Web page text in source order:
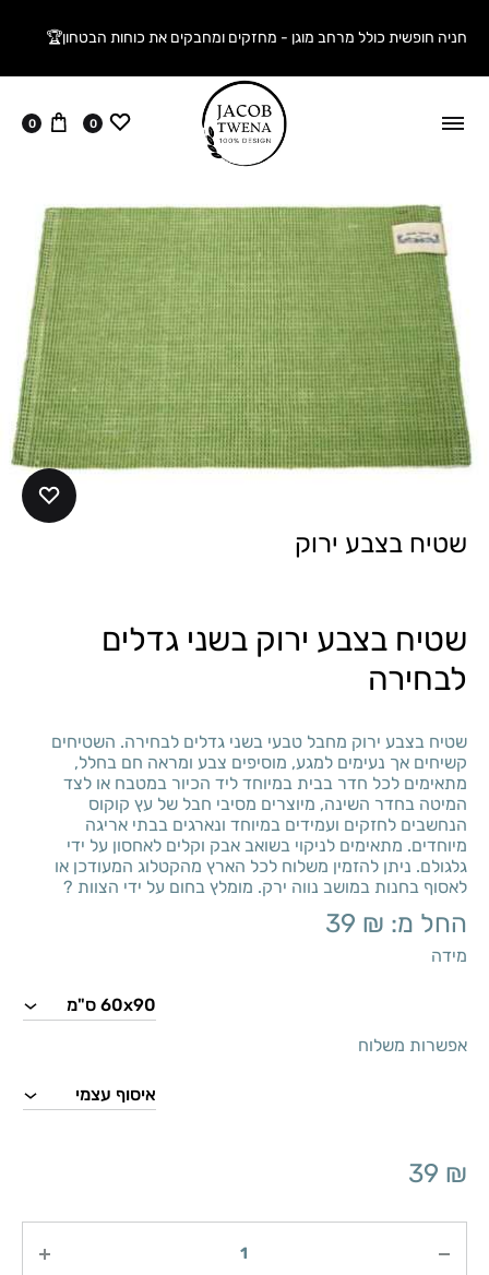
חניה חופשית כולל מרחב מוגן - מחזקים ומחבקים את כוחות הבטחון🏆
ווישליסט
0 עגלה
0
שטיח בצבע ירוק
שטיח בצבע ירוק בשני גדלים
לבחירה
שטיח בצבע ירוק מחבל טבעי בשני גדלים לבחירה. השטיחים
קשיחים אך נעימים למגע, מוסיפים צבע ומראה חם בחלל,
מתאימים לכל חדר בבית במיוחד ליד הכיור במטבח או לצד
המיטה בחדר השינה, מיוצרים מסיבי חבל של עץ קוקוס
הנחשבים לחזקים ועמידים במיוחד ונארגים בבתי אריגה
מיוחדים. מתאימים לניקוי בשואב אבק וקלים לאחסון על ידי
גלגולם. ניתן להזמין משלוח לכל הארץ מהקטלוג המעודכן או
לאסוף בחנות במושב נווה ירק. מומלץ בחום על ידי הצוות ?
החל מ: 39 ₪
מידה
אפשרות משלוח
39 ₪